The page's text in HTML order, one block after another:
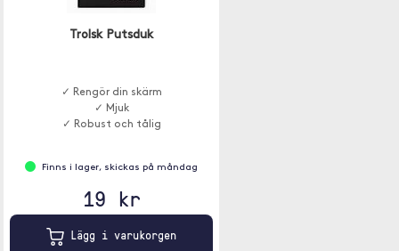
Trolsk Putsduk
✓ Rengör din skärm
✓ Mjuk
✓ Robust och tålig
Finns i lager, skickas på måndag
19 kr
Lägg i varukorgen